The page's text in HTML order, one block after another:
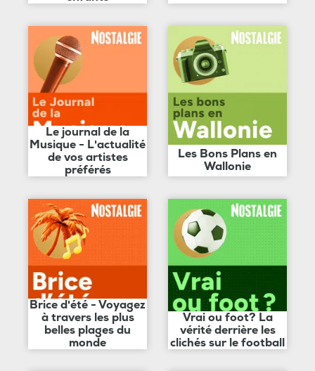
Le journal de la
Musique - L'actualité
de vos artistes
préférés
Les Bons Plans en
Wallonie
Brice d'été - Voyagez
à travers les plus
belles plages du
monde
Vrai ou foot? La
vérité derrière les
clichés sur le football